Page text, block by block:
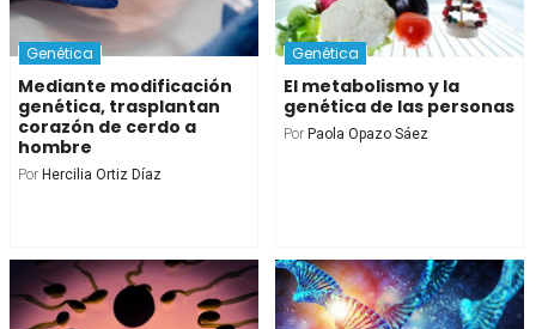
Genética
Mediante modificación
genética, trasplantan
corazón de cerdo a
hombre
Por Hercilia Ortiz Díaz
Genética
El metabolismo y la
genética de las personas
Por Paola Opazo Sáez